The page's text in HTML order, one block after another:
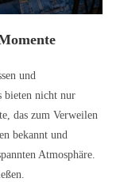
und
bieten nicht nur
das zum Verweilen
bekannt und
Atmosphäre.